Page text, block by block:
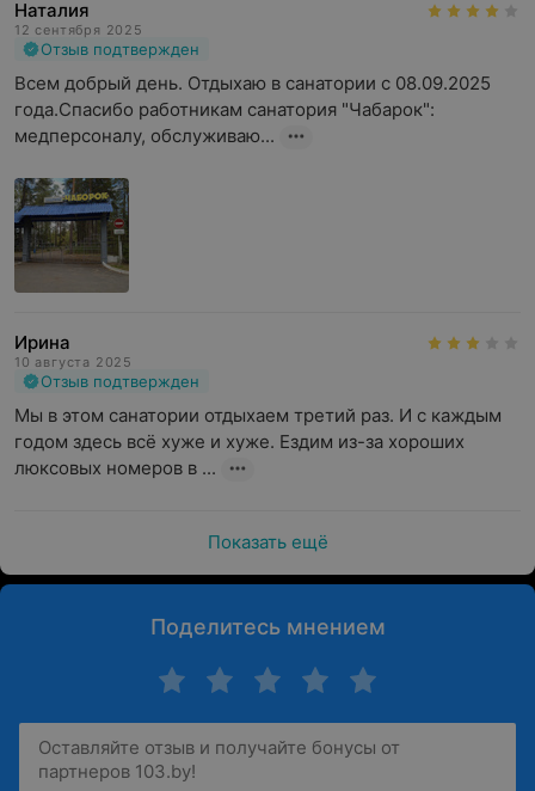
Наталия
12 сентября 2025
Отзыв подтвержден
Всем добрый день. Отдыхаю в санатории с 08.09.2025
года.Спасибо работникам санатория "Чабарок":
медперсоналу, обслуживаю...
Ирина
10 августа 2025
Отзыв подтвержден
Мы в этом санатории отдыхаем третий раз. И с каждым
годом здесь всё хуже и хуже. Ездим из-за хороших
люксовых номеров в ...
Показать ещё
Поделитесь мнением